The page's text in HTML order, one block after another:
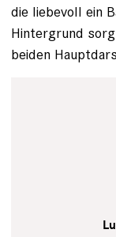
die liebevoll ein
Hintergrund
beiden